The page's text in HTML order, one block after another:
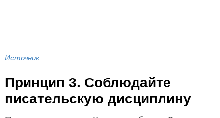
Источник
Принцип 3. Соблюдайте
писательскую дисциплину